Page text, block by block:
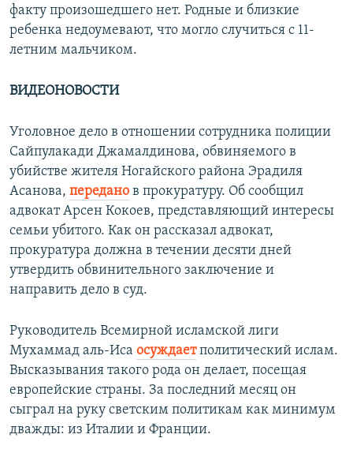
факту произошедшего нет. Родные и близкие
ребенка недоумевают, что могло случиться с 11-
летним мальчиком.
ВИДЕОНОВОСТИ
Уголовное дело в отношении сотрудника полиции
Сайпулакади Джамалдинова, обвиняемого в
убийстве жителя Ногайского района Эрадиля
Асанова, передано в прокуратуру. Об сообщил
адвокат Арсен Кокоев, представляющий интересы
семьи убитого. Как он рассказал адвокат,
прокуратура должна в течении десяти дней
утвердить обвинительного заключение и
направить дело в суд.
Руководитель Всемирной исламской лиги
Мухаммад аль-Иса осуждаетполитический ислам.
Высказывания такого рода он делает, посещая
европейские страны. За последний месяц он
сыграл на руку светским политикам как минимум
дважды: из Италии и Франции.